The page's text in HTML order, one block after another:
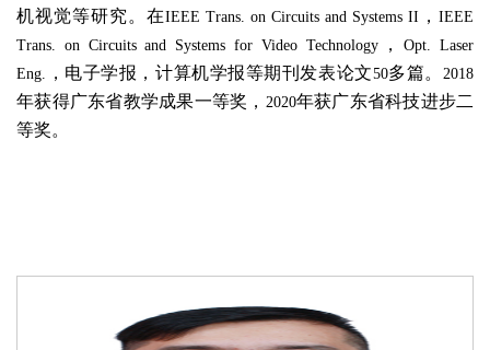
机视觉等研究。在IEEE Trans. on Circuits and Systems II ， IEEE
Trans. on Circuits and Systems for Video Technology，Opt. Laser
Eng. ，电子学报，计算机学报等期刊发表论文50多篇。 2018
年获得广东省教学成果一等奖， 2020年获广东省科技进步二
等奖。